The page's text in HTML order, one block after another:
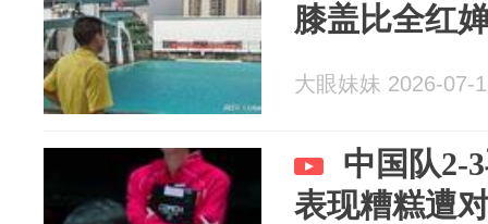
膝盖比全红
大眼妹妹 2026-07-
中国队2-
表现糟糕遭